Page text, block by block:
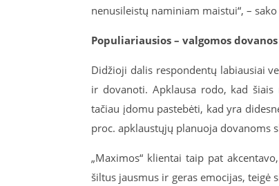
nenusileistų naminiam maistui“, –
Populiariausios – valgomos dovanos
Didžioji dalis respondentų labiausiai
ir dovanoti. Apklausa rodo, kad
tačiau įdomu pastebėti, kad yra
proc. apklaustųjų planuoja dovanoms
„Maximos“ klientai taip pat
šiltus jausmus ir geras emocijas, teigė